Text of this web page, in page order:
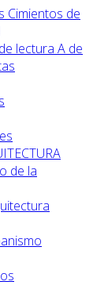
Cimientos de
lectura A de
de la